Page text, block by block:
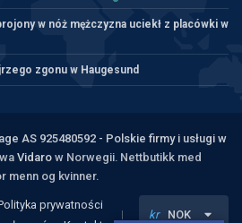
w nóż mężczyzna uciekł z placówki w
zgonu w Haugesund
AS 925480592 - Polskie firmy i usługi w
Vidaro w Norwegii. Nettbutikk med
menn og kvinner.
prywatności
kr NOK